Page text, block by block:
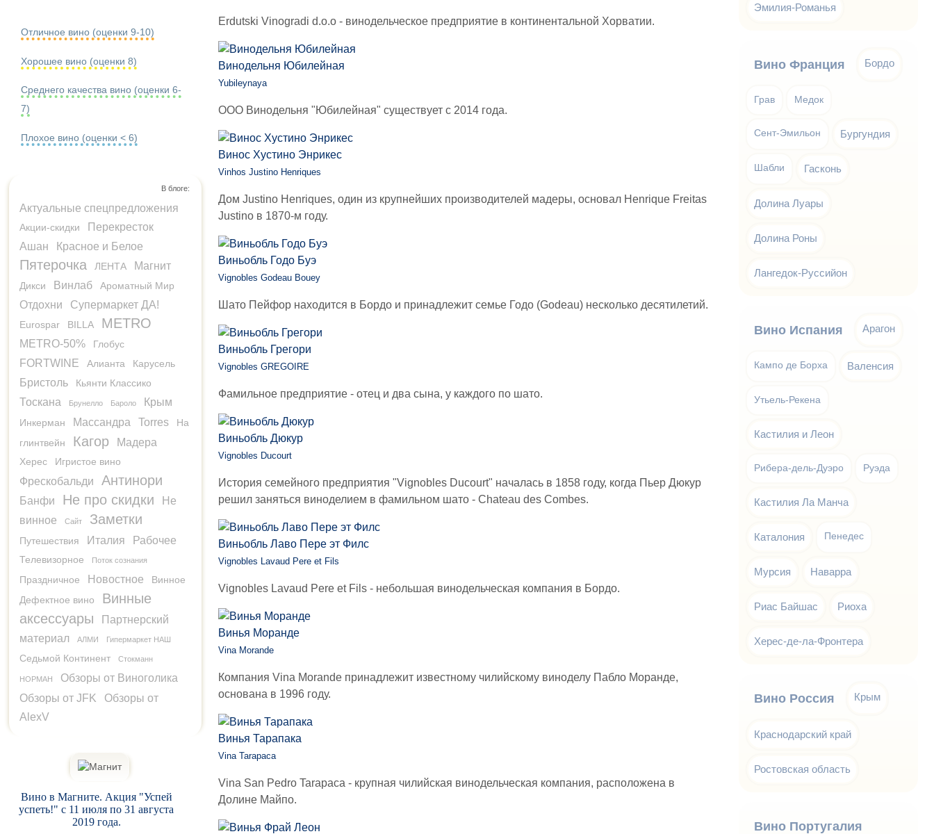
Erdutski Vinogradi d.o.o - винодельческое предприятие в континентальной Хорватии.
Винодельня Юбилейная
Yubileynaya
ООО Винодельня "Юбилейная" существует с 2014 года.
Винос Хустино Энрикес
Vinhos Justino Henriques
Дом Justino Henriques, один из крупнейших производителей мадеры, основал Henrique Freitas
Justino в 1870-м году.
Виньобль Годо Буэ
Vignobles Godeau Bouey
Шато Пейфор находится в Бордо и принадлежит семье Годо (Godeau) несколько десятилетий.
Виньобль Грегори
Vignobles GREGOIRE
Фамильное предприятие - отец и два сына, у каждого по шато.
Виньобль Дюкур
Vignobles Ducourt
История семейного предприятия "Vignobles Ducourt" началась в 1858 году, когда Пьер Дюкур
решил заняться виноделием в фамильном шато - Chateau des Combes.
Виньобль Лаво Пере эт Филс
Vignobles Lavaud Pere et Fils
Vignobles Lavaud Pere et Fils - небольшая винодельческая компания в Бордо.
Винья Моранде
Vina Morande
Компания Vina Morande принадлежит известному чилийскому виноделу Пабло Моранде,
основана в 1996 году.
Винья Тарапака
Vina Tarapaca
Vina San Pedro Tarapaca - крупная чилийская винодельческая компания, расположена в
Долине Майпо.
Отличное вино (оценки 9-10)
Хорошее вино (оценки 8)
Среднего качества вино (оценки 6-
7)
Плохое вино (оценки < 6)
В блоге:
Актуальные спецпредложения
Акции-скидки
Перекресток
Ашан
Красное и Белое
Пятерочка ЛЕНТА Магнит
Дикси Винлаб Ароматный Мир
Отдохни Супермаркет ДА!
Eurospar BILLA METRO
METRO-50% Глобус
FORTWINE Алианта Карусель
Бристоль Кьянти Классико
Тоскана Брунелло Бароло Крым
Инкерман Массандра Torres
На
глинтвейн
Кагор Мадера
Херес Игристое вино
Фрескобальди Антинори
Банфи Не про скидки
Не
винное
Сайт Заметки
Путешествия Италия Рабочее
Телевизорное Поток сознания
Праздничное Новостное
Винное
Дефектное вино
Винные
аксессуары
Партнерский
материал
АЛМИ Гипермаркет НАШ
Седьмой Континент Стокманн
НОРМАН
Обзоры от Виноголика
Обзоры от JFK
Обзоры от
AlexV
Вино в Магните. Акция "Успей
успеть!" с 11 июля по 31 августа
2019 года.
Эмилия-Романья
Вино Франция Бордо
Грав Медок
Сент-Эмильон Бургундия
Шабли Гасконь
Долина Луары
Долина Роны
Лангедок-Руссийон
Вино Испания Арагон
Кампо де Борха Валенсия
Утьель-Рекена
Кастилия и Леон
Рибера-дель-Дуэро Руэда
Кастилия Ла Манча
Каталония Пенедес
Мурсия Наварра
Риас Байшас Риоха
Херес-де-ла-Фронтера
Вино Россия Крым
Краснодарский край
Ростовская область
Вино Португалия